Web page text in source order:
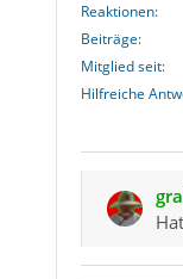
Reaktionen
Beiträge
Mitglied seit
Hilfreiche